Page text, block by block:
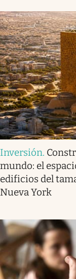
Inversión.
mundo: el
edificios del
Nueva York